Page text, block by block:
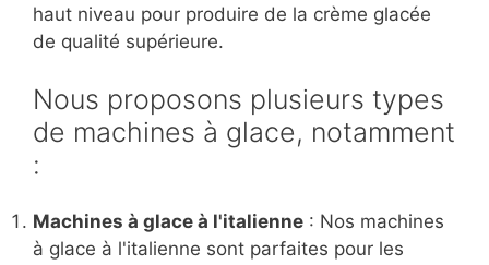
haut niveau pour produire de la crème glacée
de qualité supérieure.
Nous proposons plusieurs types
de machines à glace, notamment
:
Machines à glace à l'italienne : Nos machines
à glace à l'italienne sont parfaites pour les